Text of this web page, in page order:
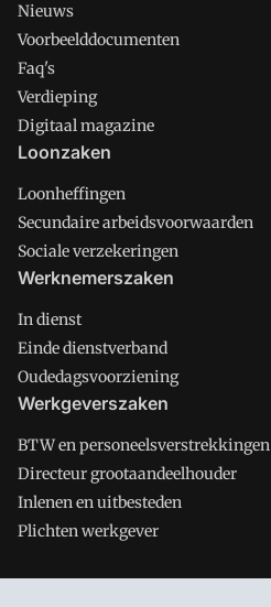
Nieuws
Voorbeelddocumenten
Faq's
Verdieping
Digitaal magazine
Loonzaken
Loonheffingen
Secundaire arbeidsvoorwaarden
Sociale verzekeringen
Werknemerszaken
In dienst
Einde dienstverband
Oudedagsvoorziening
Werkgeverszaken
BTW en personeelsverstrekkingen
Directeur grootaandeelhouder
Inlenen en uitbesteden
Plichten werkgever